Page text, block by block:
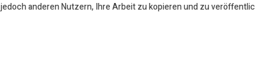
anderen Nutzern, Ihre Arbeit zu kopieren und zu